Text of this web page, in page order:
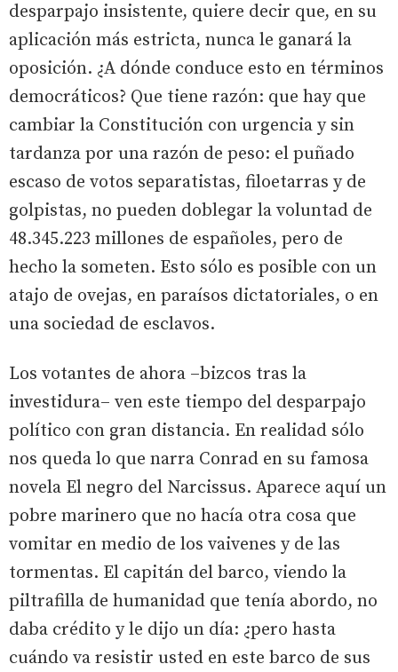
desparpajo insistente, quiere decir que, en su
aplicación más estricta, nunca le ganará la
oposición. ¿A dónde conduce esto en términos
democráticos? Que tiene razón: que hay que
cambiar la Constitución con urgencia y sin
tardanza por una razón de peso: el puñado
escaso de votos separatistas, filoetarras y de
golpistas, no pueden doblegar la voluntad de
48.345.223 millones de españoles, pero de
hecho la someten. Esto sólo es posible con un
atajo de ovejas, en paraísos dictatoriales, o en
una sociedad de esclavos.
Los votantes de ahora –bizcos tras la
investidura– ven este tiempo del desparpajo
político con gran distancia. En realidad sólo
nos queda lo que narra Conrad en su famosa
novela El negro del Narcissus. Aparece aquí un
pobre marinero que no hacía otra cosa que
vomitar en medio de los vaivenes y de las
tormentas. El capitán del barco, viendo la
piltrafilla de humanidad que tenía abordo, no
daba crédito y le dijo un día: ¿pero hasta
cuándo va resistir usted en este barco de sus